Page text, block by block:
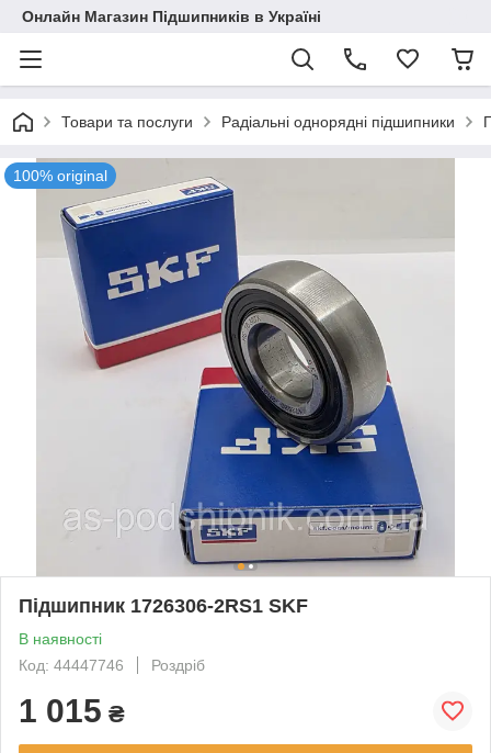
Онлайн Магазин Підшипників в Україні
Товари та послуги Радіальні однорядні підшипники
100% original
Підшипник 1726306-2RS1 SKF
В наявності
Код: 44447746
Роздріб
1 015 ₴